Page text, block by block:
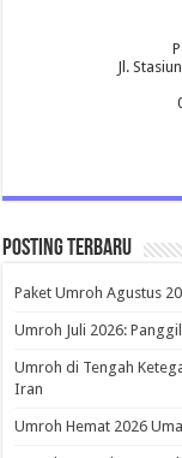
Jl.
Posting Terbaru
Paket Umroh Agustus
Umroh Juli 2026:
Umroh di Tengah
Iran
Umroh Hemat 2026